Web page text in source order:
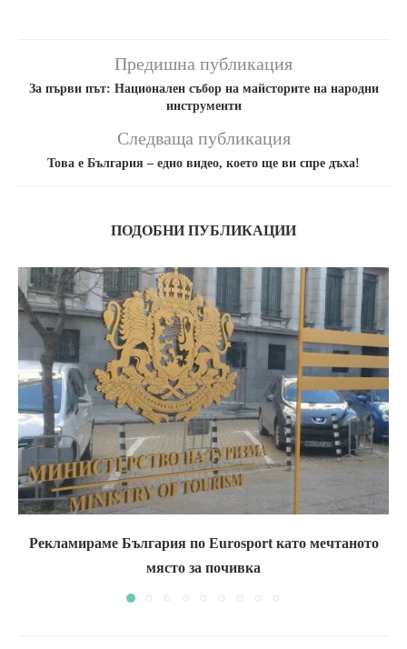
Предишна публикация
За първи път: Национален събор на майсторите на народни
инструменти
Следваща публикация
Това е България – едно видео, което ще ви спре дъха!
ПОДОБНИ ПУБЛИКАЦИИ
Рекламираме България по Eurosport като мечтаното
място за почивка